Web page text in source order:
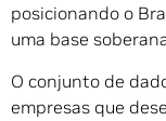
posicionando o
uma base
O conjunto de
empresas que